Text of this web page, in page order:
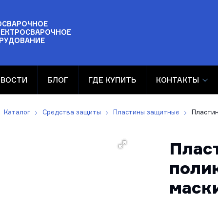
БЛОГ ГДЕ КУПИТЬ КОНТАКТЫ
Каталог Средства защиты Пластины защитные